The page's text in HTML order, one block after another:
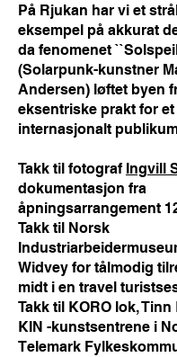
På Rjukan har vi et
eksempel på akkurat
da fenomenet
(Solarpunk-kunstner
Andersen) løftet byen
eksentriske prakt for et
internasjonalt
Takk til fotograf Ingvill
dokumentasjon fra
åpningsarrangement
Takk til Norsk
Widvey for tålmodig
midt i en travel
Takk til KORO lok,
KIN -kunstsentrene i
Telemark